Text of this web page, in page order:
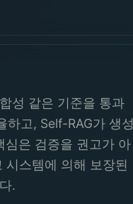
성 같은 기준을 통과
고, Self-RAG가 생성
심은 검증을 권고가 아
스템에 의해 보장된
.